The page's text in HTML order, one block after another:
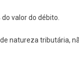
valor do débito.
natureza tributária,